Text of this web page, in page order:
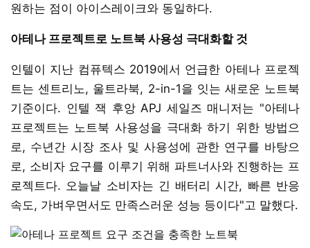
원하는 점이 아이스레이크와 동일하다.
아테나 프로젝트로 노트북 사용성 극대화할 것
인텔이 지난 컴퓨텍스 2019에서 언급한 아테나 프로젝
트는 센트리노, 울트라북, 2-in-1을 잇는 새로운 노트북
기준이다. 인텔 잭 후앙 APJ 세일즈 매니저는 "아테나
프로젝트는 노트북 사용성을 극대화 하기 위한 방법으
로, 수년간 시장 조사 및 사용성에 관한 연구를 바탕으
로, 소비자 요구를 이루기 위해 파트너사와 진행하는 프
로젝트다. 오늘날 소비자는 긴 배터리 시간, 빠른 반응
속도, 가벼우면서도 만족스러운 성능 등이다"고 말했다.